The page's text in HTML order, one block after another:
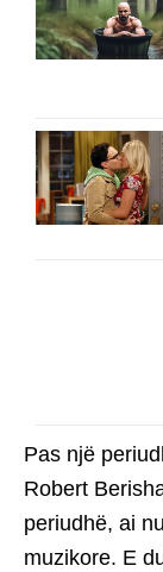
Pas një
Robert
periudhë, ai
muzikore. E